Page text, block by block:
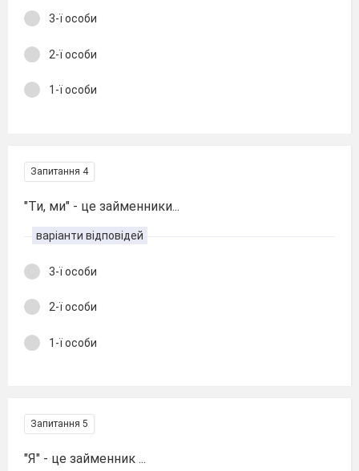
3-ї особи
2-ї особи
1-ї особи
Запитання 4
"Ти, ми" - це займенники...
варіанти відповідей
3-ї особи
2-ї особи
1-ї особи
Запитання 5
"Я" - це займенник ...